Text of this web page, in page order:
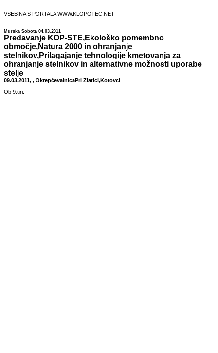
VSEBINA S PORTALA WWW.KLOPOTEC.NET
Murska Sobota 04.03.2011
Predavanje KOP-STE,Ekološko pomembno
območje,Natura 2000 in ohranjanje
stelnikov,Prilagajanje tehnologije kmetovanja za
ohranjanje stelnikov in alternativne možnosti uporabe
stelje
09.03.2011, , OkrepčevalnicaPri Zlatici,Korovci
Ob 9.uri.